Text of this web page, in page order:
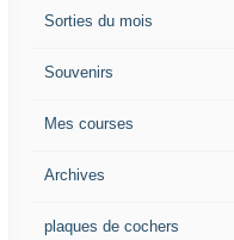
Sorties du mois
Souvenirs
Mes courses
Archives
plaques de cochers